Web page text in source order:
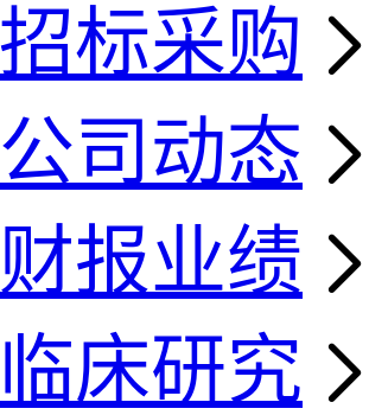
招标采购
公司动态
财报业绩
临床研究